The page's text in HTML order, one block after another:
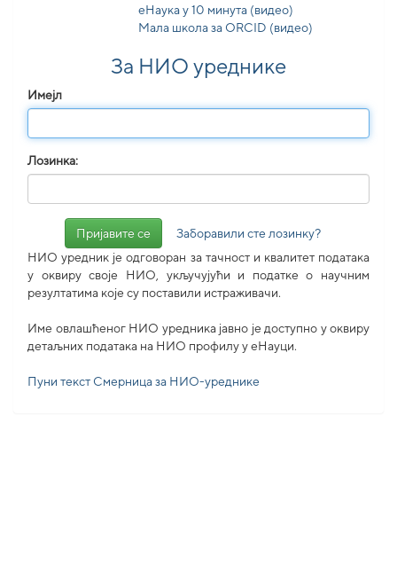
еНаука у 10 минута (видео)
Мала школа за ORCID (видео)
За НИО уреднике
Имејл
Лозинка:
Заборавили сте лозинку?
НИО уредник је одговоран за тачност и квалитет података
у оквиру своје НИО, укључујући и податке о научним
резултатима које су поставили истраживачи.
Име овлашћеног НИО уредника јавно је доступно у оквиру
детаљних података на НИО профилу у еНауци.
Пуни текст Смерница за НИО-уреднике